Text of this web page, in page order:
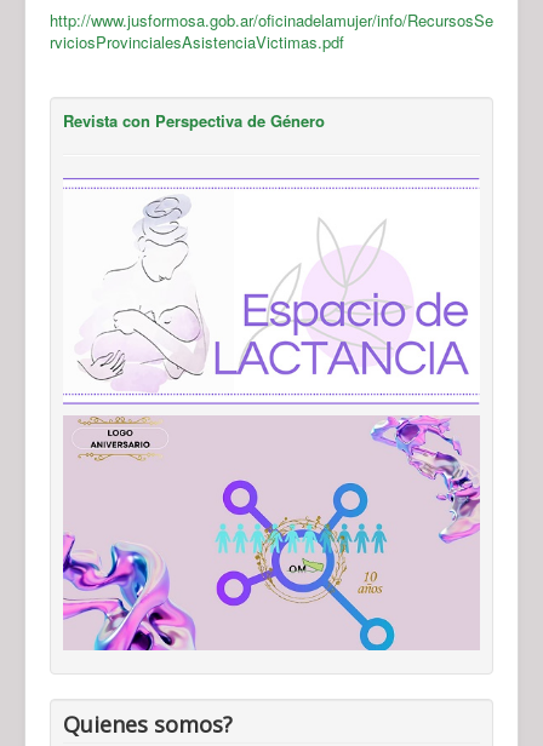
http://www.jusformosa.gob.ar/oficinadelamujer/info/RecursosSe
rviciosProvincialesAsistenciaVictimas.pdf
Revista con Perspectiva de Género
Quienes somos?